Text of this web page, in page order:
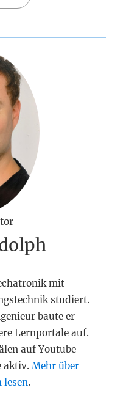
mit
studiert.
baute er
Lernportale auf.
auf Youtube
aktiv. Mehr über
lesen.